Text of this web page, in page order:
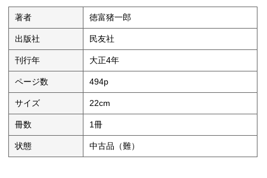
著者 徳富猪一郎
出版社 民友社
刊行年 大正4年
ページ数 494p
サイズ 22cm
冊数 1冊
状態 中古品（難）